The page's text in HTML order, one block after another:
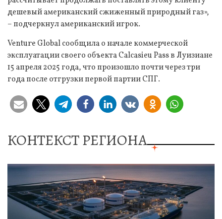
дешевый американский сжиженный природный газ»,
– подчеркнул американский игрок.
Venture Global сообщила о начале коммерческой
эксплуатации своего объекта Calcasieu Pass в Луизиане
15 апреля 2025 года, что произошло почти через три
года после отгрузки первой партии СПГ.
КОНТЕКСТ РЕГИОНА